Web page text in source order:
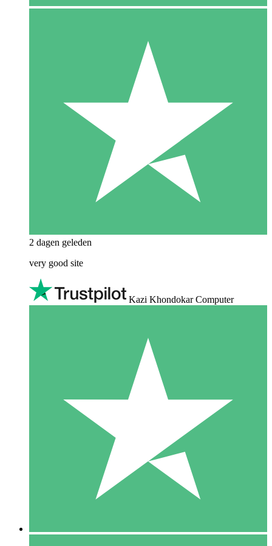
2 dagen geleden
very good site
Kazi Khondokar Computer